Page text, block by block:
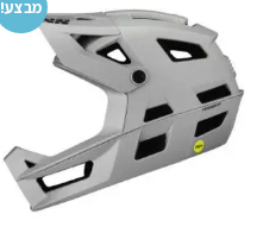
מבצע!